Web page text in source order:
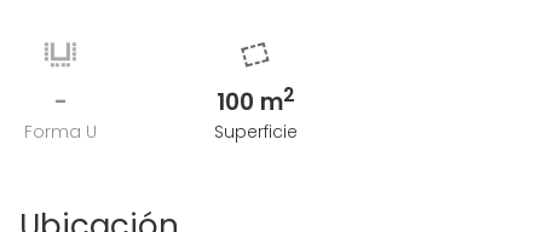
-
Forma U
100 m2
Superficie